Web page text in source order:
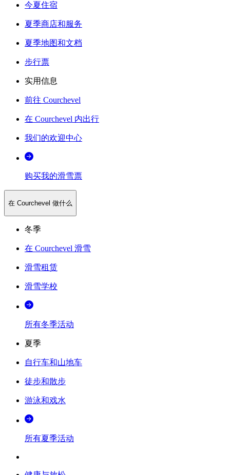
今夏住宿
夏季商店和服务
夏季地图和文档
步行票
实用信息
前往 Courchevel
在 Courchevel 内出行
我们的欢迎中心
购买我的滑雪票
在 Courchevel 做什么
冬季
在 Courchevel 滑雪
滑雪租赁
滑雪学校
所有冬季活动
夏季
自行车和山地车
徒步和散步
游泳和戏水
所有夏季活动